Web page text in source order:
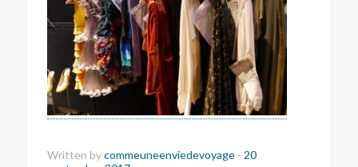
Written bycommeuneenviedevoyage - 20